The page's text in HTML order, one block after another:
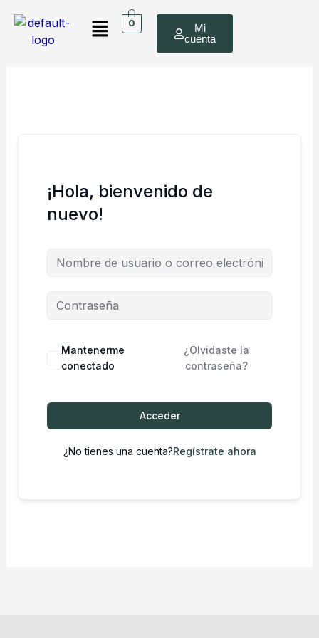
contenido
Menú0
Mi
cuenta
¡Hola, bienvenido de
nuevo!
Mantenerme
conectado
¿Olvidaste la
contraseña?
Acceder
¿No tienes una cuenta?Regístrate ahora